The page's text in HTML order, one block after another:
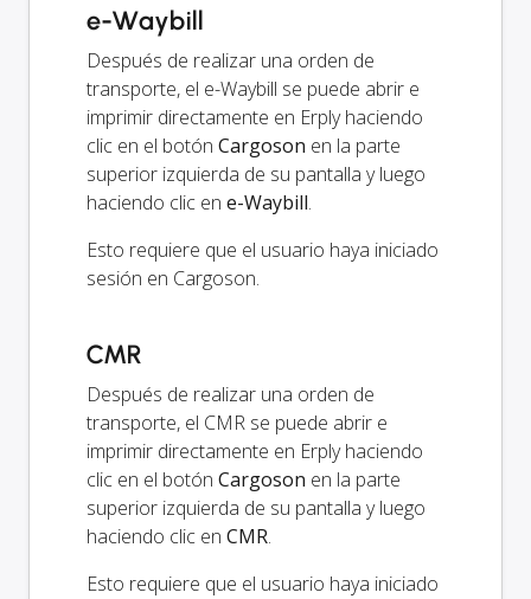
e-Waybill
Después de realizar una orden de
transporte, el e-Waybill se puede abrir e
imprimir directamente en Erply haciendo
clic en el botón Cargoson en la parte
superior izquierda de su pantalla y luego
haciendo clic en e-Waybill.
Esto requiere que el usuario haya iniciado
sesión en Cargoson.
CMR
Después de realizar una orden de
transporte, el CMR se puede abrir e
imprimir directamente en Erply haciendo
clic en el botón Cargoson en la parte
superior izquierda de su pantalla y luego
haciendo clic en CMR.
Esto requiere que el usuario haya iniciado